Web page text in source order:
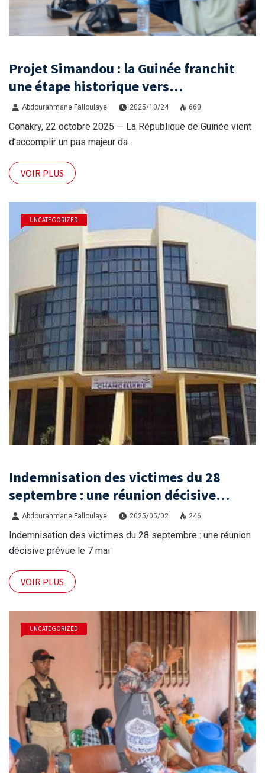
Projet Simandou : la Guinée franchit
une étape historique vers
l’exploitation du plus grand complexe
Mines–Infrastructures
Abdourahmane Falloulaye 2025/10/24 660
Conakry, 22 octobre 2025 — La République de Guinée vient
d’accomplir un pas majeur da...
VOIR PLUS
UNCATEGORIZED
Indemnisation des victimes du 28
septembre : une réunion décisive
prévue le 7 mai
Abdourahmane Falloulaye 2025/05/02 246
Indemnisation des victimes du 28 septembre : une réunion
décisive prévue le 7 mai
VOIR PLUS
UNCATEGORIZED